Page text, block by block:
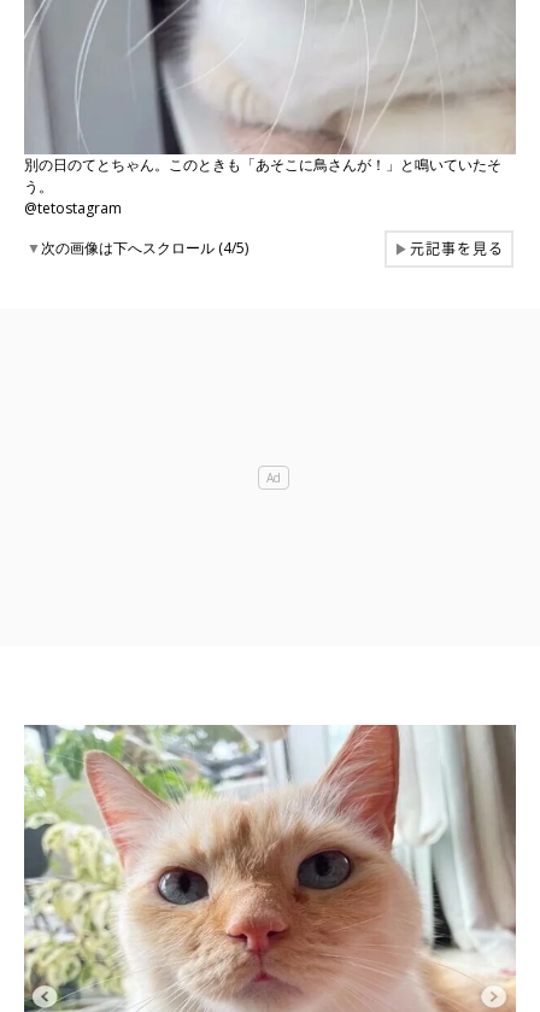
別の日のてとちゃん。このときも「あそこに鳥さんが！」と鳴いていたそ
う。
@tetostagram
▼次の画像は下へスクロール (4/5) ▶元記事を見る